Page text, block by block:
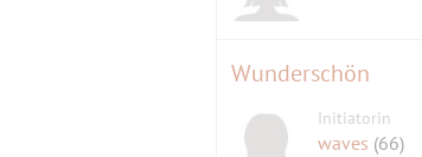
Wunderschön
Initiatorin
waves (66)